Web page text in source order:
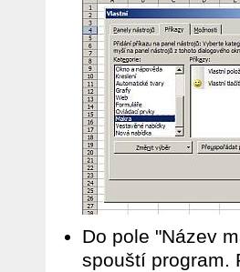
Do pole "Název
spouští program.